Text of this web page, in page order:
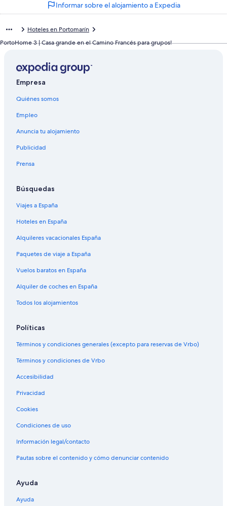
Informar sobre el alojamiento a Expedia
Hoteles en Portomarín
PortoHome 3 | Casa grande en el Camino Francés para grupos!
Empresa
Quiénes somos
Empleo
Anuncia tu alojamiento
Publicidad
Prensa
Búsquedas
Viajes a España
Hoteles en España
Alquileres vacacionales España
Paquetes de viaje a España
Vuelos baratos en España
Alquiler de coches en España
Todos los alojamientos
Políticas
Términos y condiciones generales (excepto para reservas de Vrbo)
Términos y condiciones de Vrbo
Accesibilidad
Privacidad
Cookies
Condiciones de uso
Información legal/contacto
Pautas sobre el contenido y cómo denunciar contenido
Ayuda
Ayuda